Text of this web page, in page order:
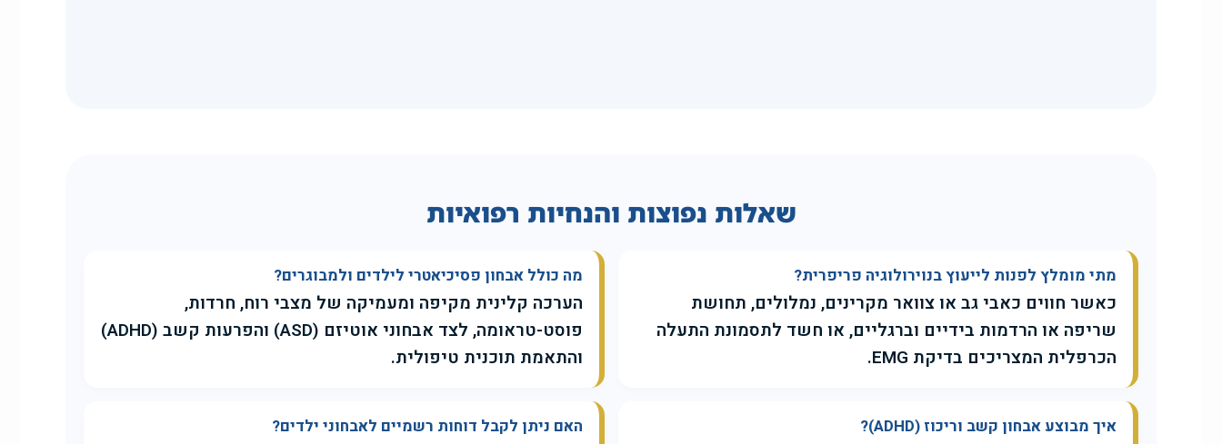
שאלות נפוצות והנחיות רפואיות
מתי מומלץ לפנות לייעוץ בנוירולוגיה פריפרית?
כאשר חווים כאבי גב או צוואר מקרינים, נמלולים, תחושת
שריפה או הרדמות בידיים וברגליים, או חשד לתסמונת התעלה
הכרפלית המצריכים בדיקת EMG.
מה כולל אבחון פסיכיאטרי לילדים ולמבוגרים?
הערכה קלינית מקיפה ומעמיקה של מצבי רוח, חרדות,
פוסט-טראומה, לצד אבחוני אוטיזם (ASD) והפרעות קשב (ADHD)
והתאמת תוכנית טיפולית.
איך מבוצע אבחון קשב וריכוז (ADHD)? האם ניתן לקבל דוחות רשמיים לאבחוני ילדים?